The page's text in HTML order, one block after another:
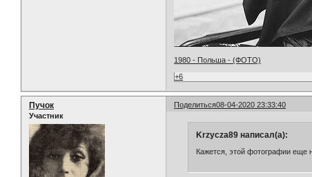
1980 - Польша - (ФОТО)
+6
Поделиться08-04-2020 23:33:40
Пучок
Участник
Krzycza89 написал(а):
Кажется, этой фотографии еще